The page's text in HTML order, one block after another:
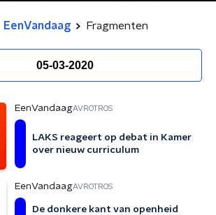
EenVandaag Fragmenten
05-03-2020
EenVandaagAVROTROS
LAKS reageert op debat in Kamer
over nieuw curriculum
EenVandaagAVROTROS
De donkere kant van openheid